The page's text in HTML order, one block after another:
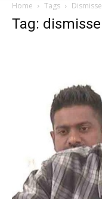
Home Tags Dismisse
Tag: dismisse